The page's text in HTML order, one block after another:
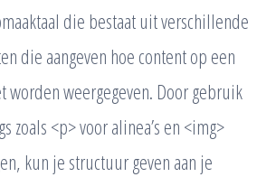
die bestaat uit verschillende
die aangeven hoe content op een
worden weergegeven. Door gebruik
zoals <p> voor alinea’s en <img>
kun je structuur geven aan je